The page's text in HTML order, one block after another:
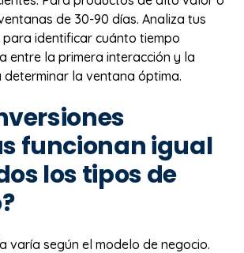
de 30-90 días. Analiza tus
identificar cuánto tiempo
entre la primera interacción y la
la ventana óptima.
funcionan igual
los tipos de
varía según el modelo de negocio.